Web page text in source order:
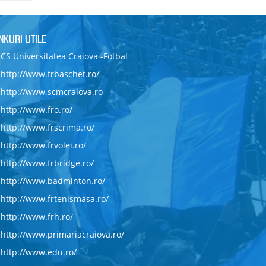
UTILE
CS Universitatea Craiova -Fotbal
http://www.frbaschet.ro/
http://www.scmcraiova.ro
http://www.fro.ro/
http://www.frscrima.ro/
http://www.frvolei.ro/
http://www.frbridge.ro/
http://www.badminton.ro/
http://www.frtenismasa.ro/
http://www.frh.ro/
http://www.primariacraiova.ro/
http://www.edu.ro/